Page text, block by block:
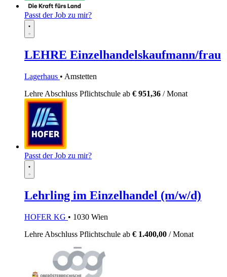
Passt der Job zu mir?
LEHRE Einzelhandelskaufmann/frau
Lagerhaus • Amstetten
Lehre Abschluss Pflichtschule ab € 951,36 / Monat
Passt der Job zu mir?
Lehrling im Einzelhandel (m/w/d)
HOFER KG • 1030 Wien
Lehre Abschluss Pflichtschule ab € 1.400,00 / Monat